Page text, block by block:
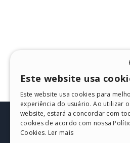
HELP CENTER
Este website usa
Este website usa cookies para
experiência do usuário. Ao utilizar
website, estará a concordar com
cookies de acordo com nossa
Cookies. Ler mais